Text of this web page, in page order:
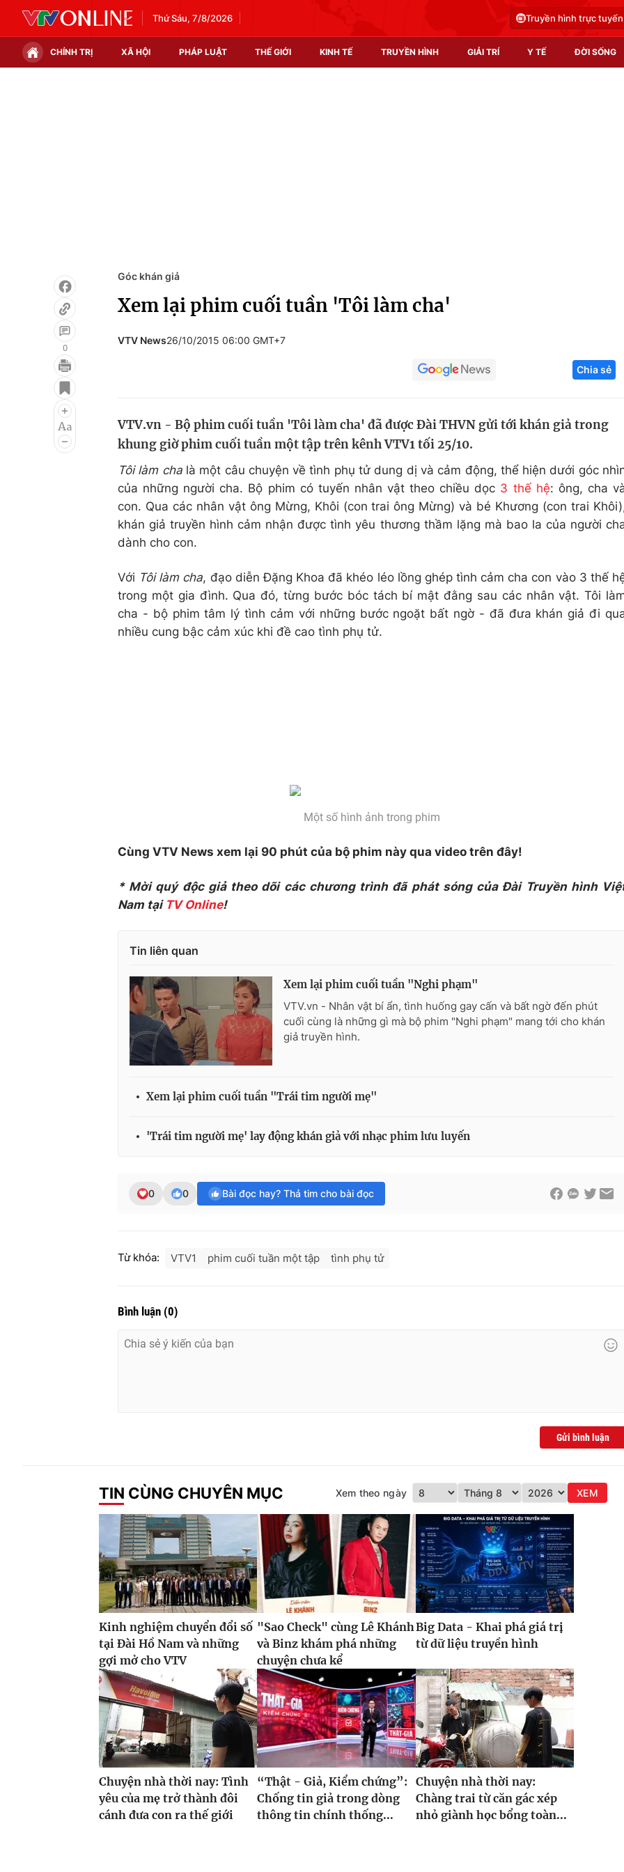
Thứ Sáu, 7/8/2026 Truyền hình trực tuyến
CHÍNH TRỊ XÃ HỘI PHÁP LUẬT THẾ GIỚI KINH TẾ TRUYỀN HÌNH GIẢI TRÍ Y TẾ ĐỜI SỐNG
Điện ảnh
Âm nhạc
Làm đẹp
Học trực tuyến
Công nghệ
Sản phẩm
Tư vấn
0
Góc khán giả
Xem lại phim cuối tuần 'Tôi làm cha'
VTV News26/10/2015 06:00 GMT+7
Chia sẻ
VTV.vn - Bộ phim cuối tuần 'Tôi làm cha' đã được Đài THVN gửi tới khán giả trong
khung giờ phim cuối tuần một tập trên kênh VTV1 tối 25/10.
Tôi làm chalà một câu chuyện về tình phụ tử dung dị và cảm động, thể hiện dưới góc
của những người cha. Bộ phim có tuyến nhân vật theo chiều dọc 3 thế hệ: ông, cha
con. Qua các nhân vật ông Mừng, Khôi (con trai ông Mừng) và bé Khương (con trai
khán giả truyền hình cảm nhận được tình yêu thương thầm lặng mà bao la của người
dành cho con.
Với Tôi làm cha, đạo diễn Đặng Khoa đã khéo léo lồng ghép tình cảm cha con vào 3 thế
trong một gia đình. Qua đó, từng bước bóc tách bí mật đằng sau các nhân vật. Tôi
cha - bộ phim tâm lý tình cảm với những bước ngoặt bất ngờ - đã đưa khán giả đi
nhiều cung bậc cảm xúc khi đề cao tình phụ tử.
Một số hình ảnh trong phim
Cùng VTV News xem lại 90 phút của bộ phim này qua video trên đây!
* Mời quý độc giả theo dõi các chương trình đã phát sóng của Đài Truyền hình
Nam tại TV Online!
Tin liên quan
Xem lại phim cuối tuần "Nghi phạm"
VTV.vn - Nhân vật bí ẩn, tình huống gay cấn và bất ngờ đến phút
cuối cùng là những gì mà bộ phim "Nghi phạm" mang tới cho khán
giả truyền hình.
Xem lại phim cuối tuần "Trái tim người mẹ"
'Trái tim người mẹ' lay động khán giả với nhạc phim lưu luyến
0 0 Bài đọc hay? Thả tim cho bài đọc
Từ khóa: VTV1 phim cuối tuần một tập tình phụ tử
Bình luận (0)
Gửi bình luận
TIN CÙNG CHUYÊN MỤC Xem theo ngày XEM
Kinh nghiệm chuyển đổi số
tại Đài Hồ Nam và những
gợi mở cho VTV
"Sao Check" cùng Lê Khánh
và Binz khám phá những
chuyện chưa kể
Big Data - Khai phá giá trị
từ dữ liệu truyền hình
Chuyện nhà thời nay: Tình
yêu của mẹ trở thành đôi
cánh đưa con ra thế giới
“Thật - Giả, Kiểm chứng”:
Chống tin giả trong dòng
thông tin chính thống...
Chuyện nhà thời nay:
Chàng trai từ căn gác xép
nhỏ giành học bổng toàn...